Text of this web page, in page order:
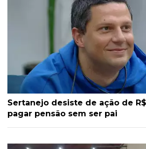
Sertanejo desiste de ação de
pagar pensão sem ser pai